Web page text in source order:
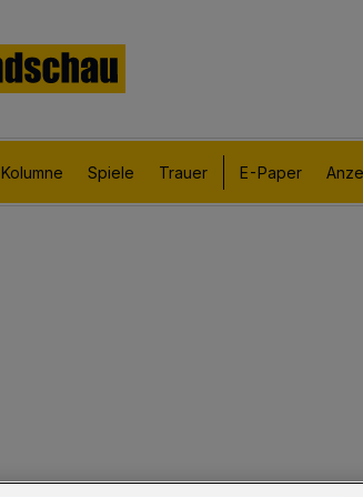
Kolumne Spiele Trauer E-Paper